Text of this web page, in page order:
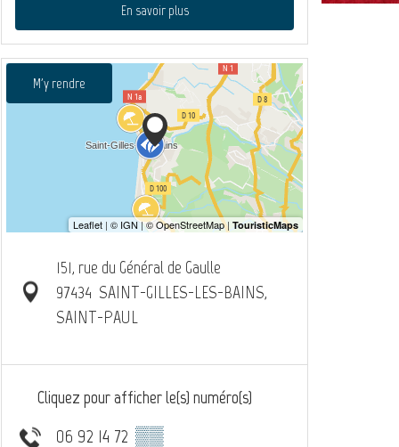
En savoir plus
M'y rendre
151, rue du Général de Gaulle
97434 SAINT-GILLES-LES-BAINS,
SAINT-PAUL
Cliquez pour afficher le(s) numéro(s)
06 92 14 72 ▒▒